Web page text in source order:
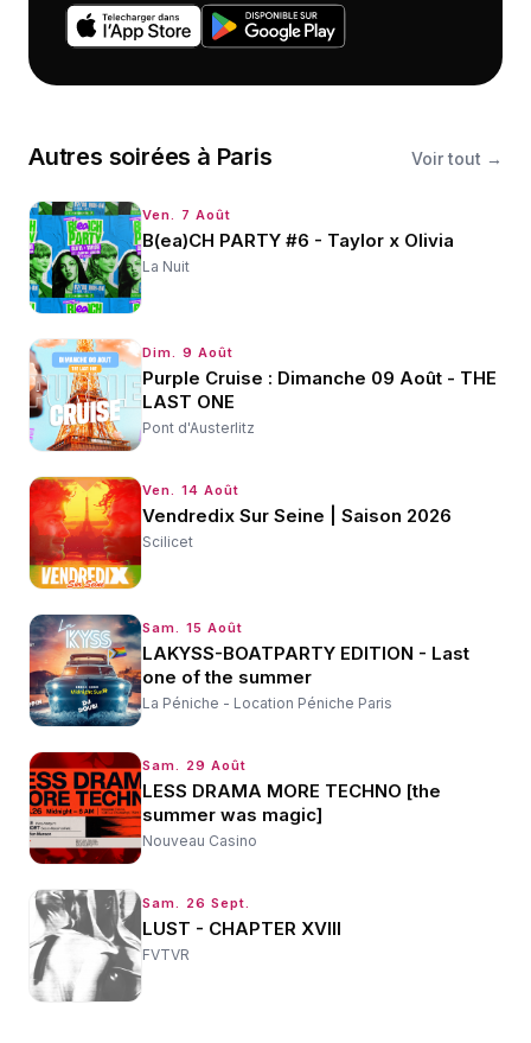
Autres soirées à Paris Voir tout →
Ven. 7 Août
B(ea)CH PARTY #6 - Taylor x Olivia
La Nuit
Dim. 9 Août
Purple Cruise : Dimanche 09 Août - THE
LAST ONE
Pont d'Austerlitz
Ven. 14 Août
Vendredix Sur Seine | Saison 2026
Scilicet
Sam. 15 Août
LAKYSS-BOATPARTY EDITION - Last
one of the summer
La Péniche - Location Péniche Paris
Sam. 29 Août
LESS DRAMA MORE TECHNO [the
summer was magic]
Nouveau Casino
Sam. 26 Sept.
LUST - CHAPTER XVIII
FVTVR